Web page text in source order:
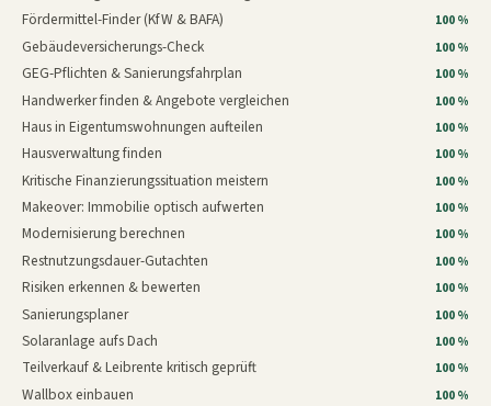
Fördermittel-Finder (KfW & BAFA) 100 %
Gebäudeversicherungs-Check 100 %
GEG-Pflichten & Sanierungsfahrplan 100 %
Handwerker finden & Angebote vergleichen 100 %
Haus in Eigentumswohnungen aufteilen 100 %
Hausverwaltung finden 100 %
Kritische Finanzierungssituation meistern 100 %
Makeover: Immobilie optisch aufwerten 100 %
Modernisierung berechnen 100 %
Restnutzungsdauer-Gutachten 100 %
Risiken erkennen & bewerten 100 %
Sanierungsplaner 100 %
Solaranlage aufs Dach 100 %
Teilverkauf & Leibrente kritisch geprüft 100 %
Wallbox einbauen 100 %